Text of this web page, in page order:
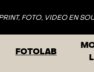
EN SOUND ● ONTDEK
FOTOLAB